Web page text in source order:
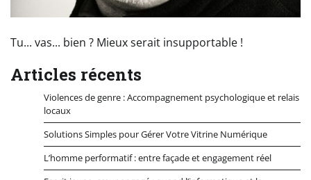
Tu... vas... bien ? Mieux serait insupportable !
Articles récents
Violences de genre : Accompagnement psychologique et relais
locaux
Solutions Simples pour Gérer Votre Vitrine Numérique
L’homme performatif : entre façade et engagement réel